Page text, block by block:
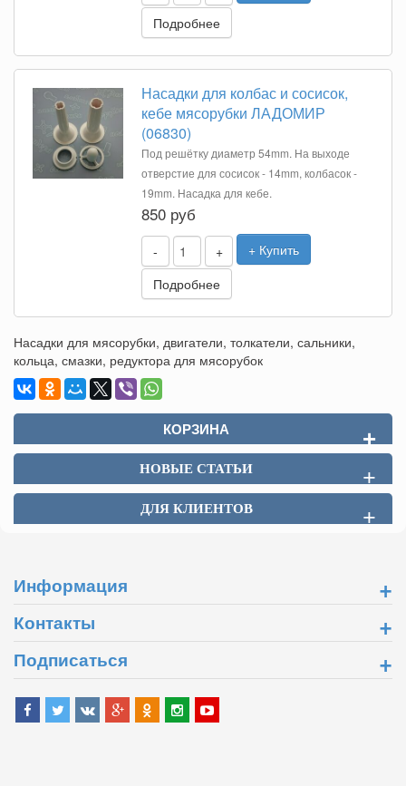
Подробнее
Насадки для колбас и сосисок,
кебе мясорубки ЛАДОМИР
(06830)
Под решётку диаметр 54mm. На выходе
отверстие для сосисок - 14mm, колбасок -
19mm. Насадка для кебе.
850 руб
- +
+ Купить
Подробнее
Насадки для мясорубки, двигатели, толкатели, сальники,
кольца, смазки, редуктора для мясорубок
КОРЗИНА +
НОВЫЕ СТАТЬИ +
ДЛЯ КЛИЕНТОВ +
Информация +
Контакты +
Подписаться +